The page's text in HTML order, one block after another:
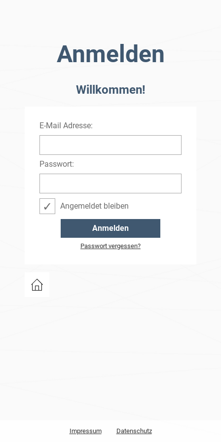
Anmelden
Willkommen!
E-Mail Adresse:
Passwort:
Angemeldet bleiben
Anmelden
Passwort vergessen?
zurück
zu
Impressum Datenschutz